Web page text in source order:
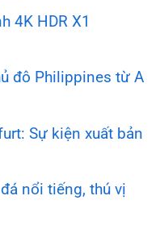
4K HDR X1
đô Philippines từ A
Sự kiện xuất bản
nổi tiếng, thú vị